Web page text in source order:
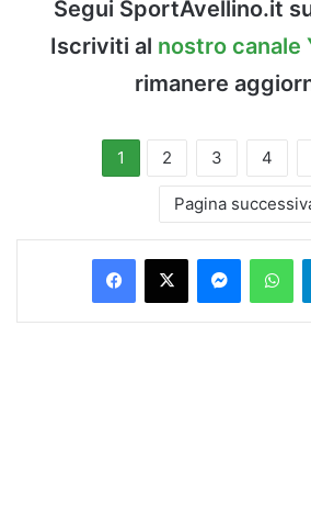
Segui SportAvellino.it
Iscriviti al nostro canale
rimanere
1 2 3 4
Pagina
Facebook
X